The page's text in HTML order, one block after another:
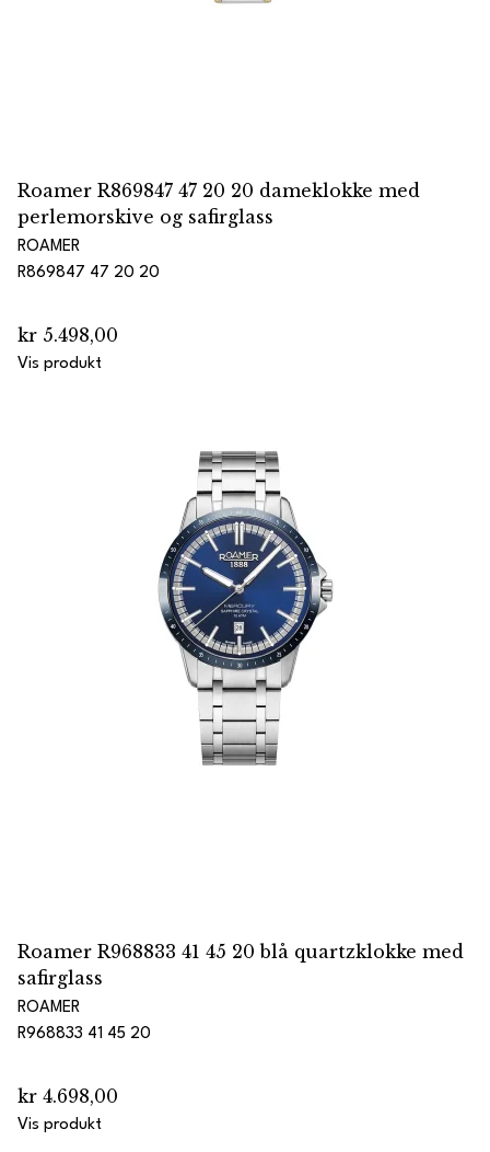
Roamer R869847 47 20 20 dameklokke med
perlemorskive og safirglass
ROAMER
R869847 47 20 20
kr 5.498,00
Vis produkt
Roamer R968833 41 45 20 blå quartzklokke med
safirglass
ROAMER
R968833 41 45 20
kr 4.698,00
Vis produkt